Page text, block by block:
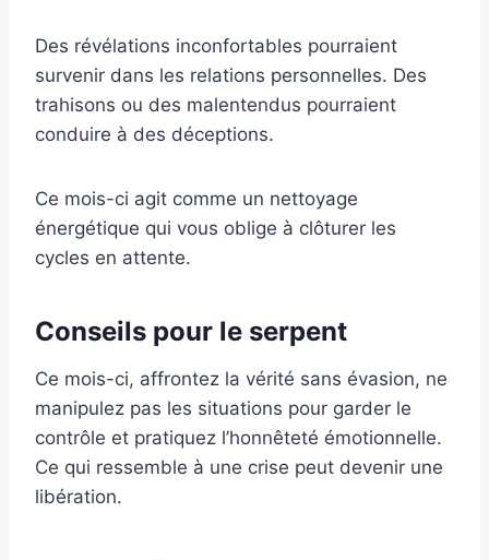
Des révélations inconfortables pourraient
survenir dans les relations personnelles. Des
trahisons ou des malentendus pourraient
conduire à des déceptions.
Ce mois-ci agit comme un nettoyage
énergétique qui vous oblige à clôturer les
cycles en attente.
Conseils pour le serpent
Ce mois-ci, affrontez la vérité sans évasion, ne
manipulez pas les situations pour garder le
contrôle et pratiquez l’honnêteté émotionnelle.
Ce qui ressemble à une crise peut devenir une
libération.